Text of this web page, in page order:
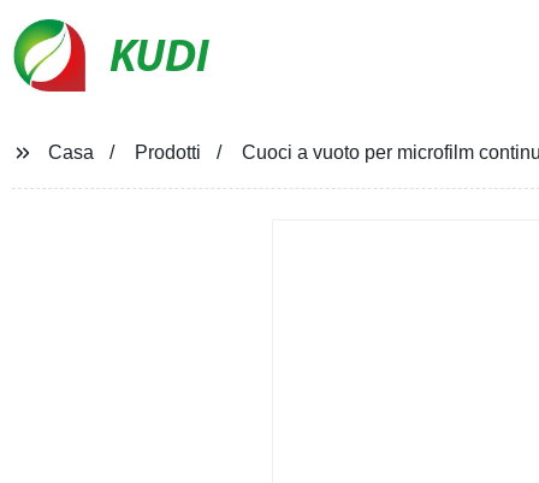
KUDI
Casa Prodotti Cuoci a vuoto per microfilm